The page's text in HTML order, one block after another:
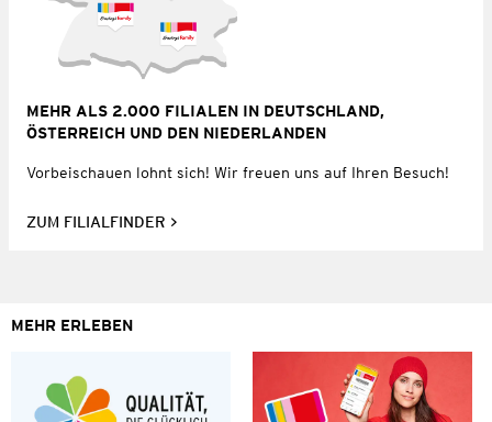
MEHR ALS 2.000 FILIALEN IN DEUTSCHLAND,
ÖSTERREICH UND DEN NIEDERLANDEN
Vorbeischauen lohnt sich! Wir freuen uns auf Ihren Besuch!
ZUM FILIALFINDER
MEHR ERLEBEN